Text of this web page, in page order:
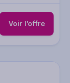
Voir l’offre